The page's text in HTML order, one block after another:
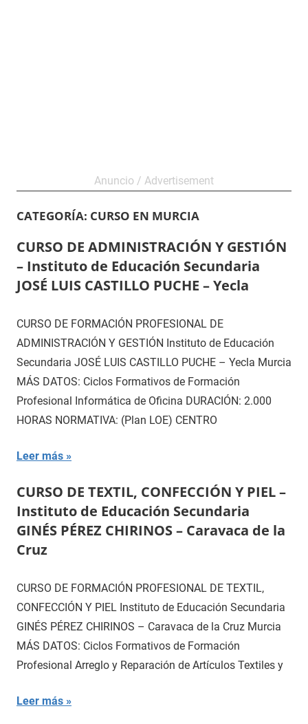
CATEGORÍA: CURSO EN MURCIA
CURSO DE ADMINISTRACIÓN Y GESTIÓN
– Instituto de Educación Secundaria
JOSÉ LUIS CASTILLO PUCHE – Yecla
CURSO DE FORMACIÓN PROFESIONAL DE
ADMINISTRACIÓN Y GESTIÓN Instituto de Educación
Secundaria JOSÉ LUIS CASTILLO PUCHE – Yecla Murcia
MÁS DATOS: Ciclos Formativos de Formación
Profesional Informática de Oficina DURACIÓN: 2.000
HORAS NORMATIVA: (Plan LOE) CENTRO
Leer más
CURSO DE TEXTIL, CONFECCIÓN Y PIEL –
Instituto de Educación Secundaria
GINÉS PÉREZ CHIRINOS – Caravaca de la
Cruz
CURSO DE FORMACIÓN PROFESIONAL DE TEXTIL,
CONFECCIÓN Y PIEL Instituto de Educación Secundaria
GINÉS PÉREZ CHIRINOS – Caravaca de la Cruz Murcia
MÁS DATOS: Ciclos Formativos de Formación
Profesional Arreglo y Reparación de Artículos Textiles y
Leer más